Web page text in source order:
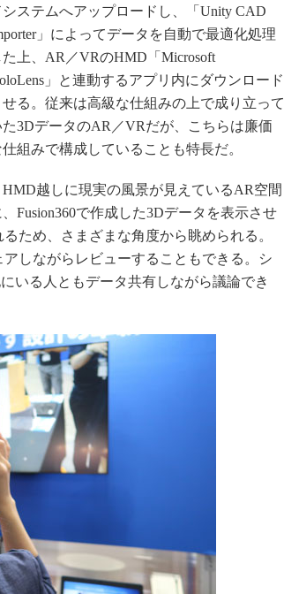
システムへアップロードし、「Unity CAD
」によってデータを自動で最適化処理
た上、AR／VRのHMD「Microsoft
」と連動するアプリ内にダウンロード
せる。従来は高級な仕組みの上で成り立って
た3DデータのAR／VRだが、こちらは廉価
仕組みで構成していることも特長だ。
越しに現実の風景が見えているAR空間
、Fusion360で作成した3Dデータを表示させ
ため、さまざまな角度から眺められる。
しながらレビューすることもできる。シ
いる人ともデータ共有しながら議論でき